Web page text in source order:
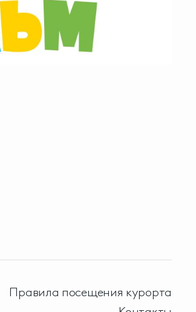
Правила посещения курорта